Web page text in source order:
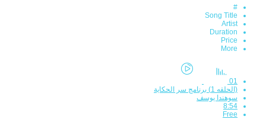
#
Song Title
Artist
Duration
Price
More
01
(الحلقه 1) برنامج سر الحكاية
سوهندا يوسف
8:54
Free